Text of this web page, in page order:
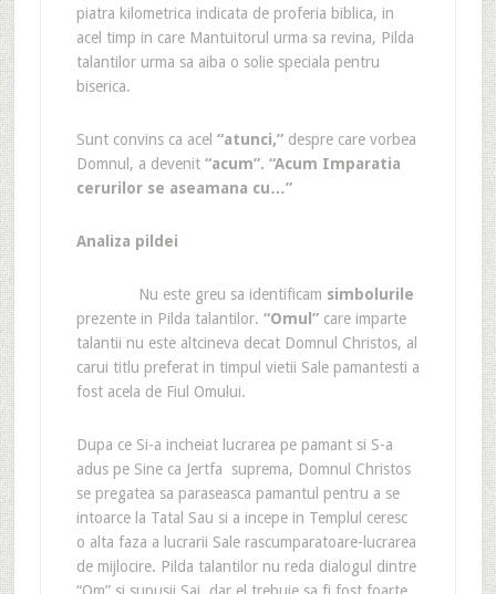
piatra kilometrica indicata de proferia biblica, in
acel timp in care Mantuitorul urma sa revina, Pilda
talantilor urma sa aiba o solie speciala pentru
biserica.
Sunt convins ca acel “atunci,”despre care vorbea
Domnul, a devenit “acum”. “Acum Imparatia
cerurilor se aseamana cu…”
Analiza pildei
Nu este greu sa identificam simbolurile
prezente in Pilda talantilor. “Omul”care imparte
talantii nu este altcineva decat Domnul Christos, al
carui titlu preferat in timpul vietii Sale pamantesti a
fost acela de Fiul Omului.
Dupa ce Si-a incheiat lucrarea pe pamant si S-a
adus pe Sine ca Jertfa suprema, Domnul Christos
se pregatea sa paraseasca pamantul pentru a se
intoarce la Tatal Sau si a incepe in Templul ceresc
o alta faza a lucrarii Sale rascumparatoare-lucrarea
de mijlocire. Pilda talantilor nu reda dialogul dintre